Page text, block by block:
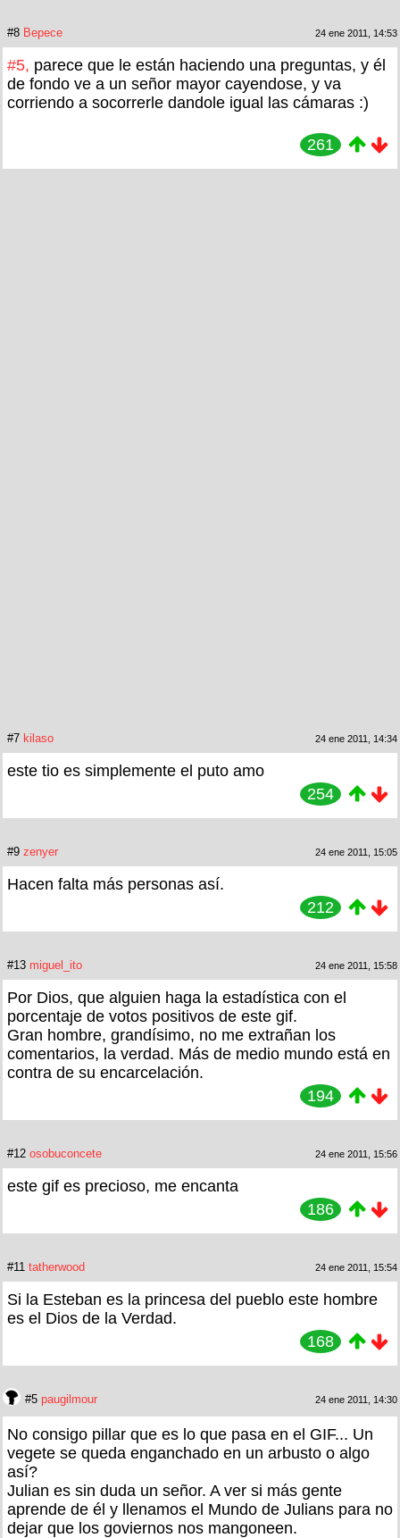
#8 Bepece 24 ene 2011, 14:53
#5, parece que le están haciendo una preguntas, y él
de fondo ve a un señor mayor cayendose, y va
corriendo a socorrerle dandole igual las cámaras :)
261
#7 kilaso 24 ene 2011, 14:34
este tio es simplemente el puto amo
254
#9 zenyer 24 ene 2011, 15:05
Hacen falta más personas así.
212
#13 miguel_ito 24 ene 2011, 15:58
Por Dios, que alguien haga la estadística con el
porcentaje de votos positivos de este gif.
Gran hombre, grandísimo, no me extrañan los
comentarios, la verdad. Más de medio mundo está en
contra de su encarcelación.
194
#12 osobuconcete 24 ene 2011, 15:56
este gif es precioso, me encanta
186
#11 tatherwood 24 ene 2011, 15:54
Si la Esteban es la princesa del pueblo este hombre
es el Dios de la Verdad.
168
#5 paugilmour 24 ene 2011, 14:30
No consigo pillar que es lo que pasa en el GIF... Un
vegete se queda enganchado en un arbusto o algo
así?
Julian es sin duda un señor. A ver si más gente
aprende de él y llenamos el Mundo de Julians para no
dejar que los goviernos nos mangoneen.